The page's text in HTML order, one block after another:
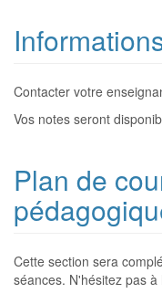
Contacter votre
Vos notes seront
Plan de
Cette section sera
séances. N'hésitez pas